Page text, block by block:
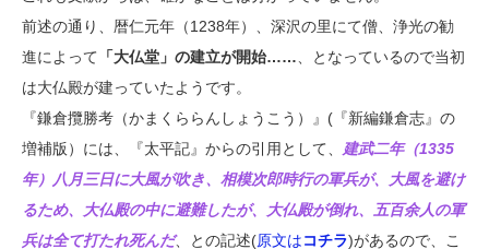
前述の通り、暦仁元年（1238年）、深沢の里にて僧、浄光の勧
進によって 「大仏堂」の建立が開始…… 、となっているので当初
は大仏殿が建っていたようです。
『鎌倉攬勝考（かまくららんしょうこう）』(『新編鎌倉志』の
増補版）には、『太平記』からの引用として、
建武二年（1335
年）八月三日に大風が吹き、相模次郎時行の軍兵が、大風を避け
るため、大仏殿の中に避難したが、大仏殿が倒れ、五百余人の軍
兵は全て打たれ死んだ、との記述(原文はコチラ)があるので、こ